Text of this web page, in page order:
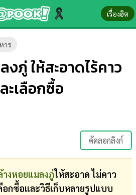
เรื่องฮิต
าร
ภู่ ให้สะอาดไร้คาว
ะเลือกซื้อ
คัดลอกลิงก์
างหอยแมลงภู่ให้สะอาด ไม่คาว
อกซื้อและวิธีเก็บหลายรูปแบบ